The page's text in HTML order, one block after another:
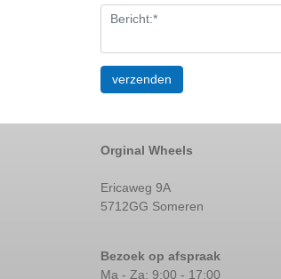
Orginal Wheels
Ericaweg 9A
5712GG Someren
Bezoek op afspraak
Ma - Za: 9:00 - 17:00